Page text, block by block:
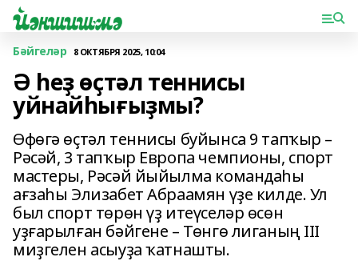
Бәйгеләр 8 ОКТЯБРЯ 2025, 10:04
Ә һеҙ өҫтәл теннисы
уйнайһығыҙмы?
Өфөгә өҫтәл теннисы буйынса 9 тапҡыр –
Рәсәй, 3 тапҡыр Европа чемпионы, спорт
мастеры, Рәсәй йыйылма командаһы
ағзаһы Элизабет Абраамян үҙе килде. Ул
был спорт төрөн үҙ итеүселәр өсөн
уҙғарылған бәйгене – Төнгө лиганың III
миҙгелен асыуҙа ҡатнашты.